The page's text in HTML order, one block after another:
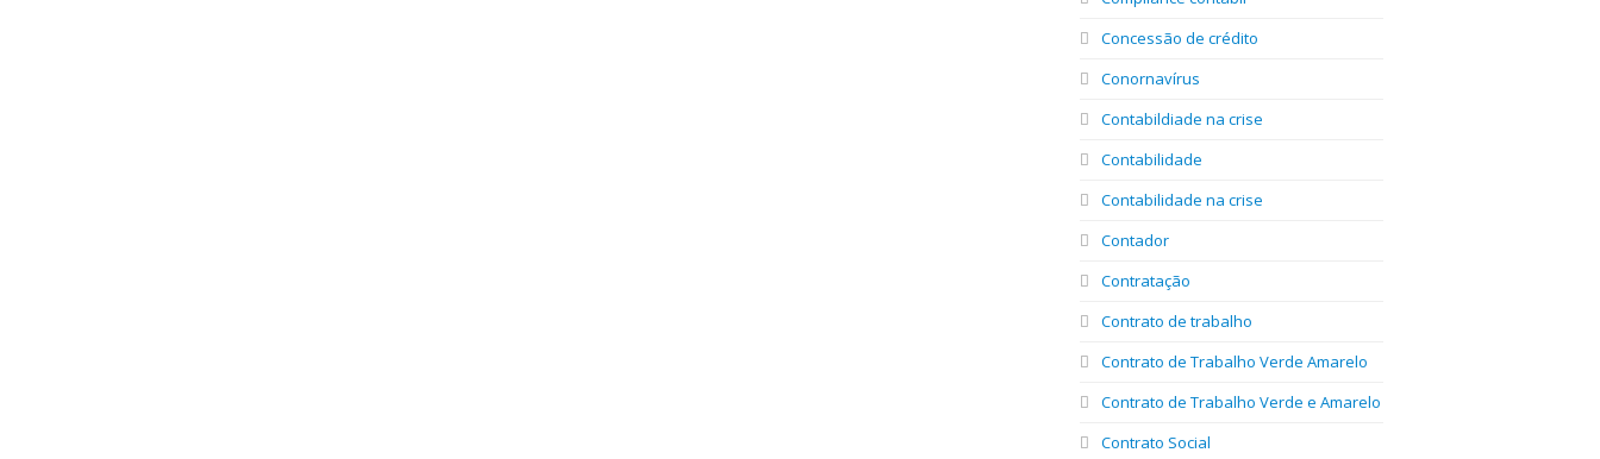
Concessão de crédito
Conornavírus
Contabildiade na crise
Contabilidade
Contabilidade na crise
Contador
Contratação
Contrato de trabalho
Contrato de Trabalho Verde Amarelo
Contrato de Trabalho Verde e Amarelo
Contrato Social